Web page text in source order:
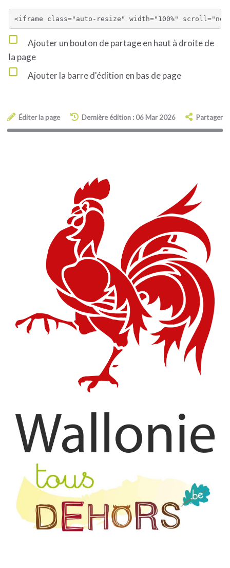
Ajouter un bouton de partage en haut à droite de
la page
Ajouter la barre d'édition en bas de page
Éditer la page Dernière édition : 06 Mar 2026 Partager